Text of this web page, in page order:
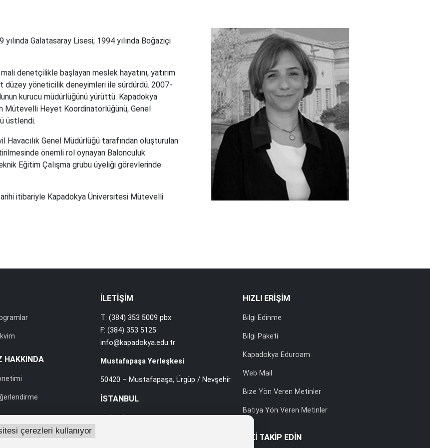
Galatasaray Lisesi; 1994 yılında Boğaziçi
denetçilikle başlayan meslek hayatını, yatırım
yöneticilik deneyimleri ile sürdürdü. 2007-
kurucu müdürlüğünü yürüttü. Kapadokya
Mütevelli Heyet Koordinatörlüğünü, Genel
üstlendi.
Genel Müdürlüğü tarafından oluşturulan
önemli rol oynayan Balonculuk
Eğitim Çalışma grubu üyeliği görevlerinde
itibariyle Kapadokya Üniversitesi Mütevelli
HAKKINDA
İLETİŞİM
T: (384) 353 5009 pbx
F: (384) 353 5125
info@kapadokya.edu.tr
Mustafapaşa Yerleşkesi
50420 – Mustafapaşa, Ürgüp / Nevşehir
İSTANBUL
HIZLI ERİŞİM
Bilgi Edinme
Bilgi Paketi
Kapadokya Eduroam
Web Mail
Bize Yön Veren Metinler
Batıya Yön Veren Metinler
BİZİ TAKİP EDİN
çerezleri kullanıyor